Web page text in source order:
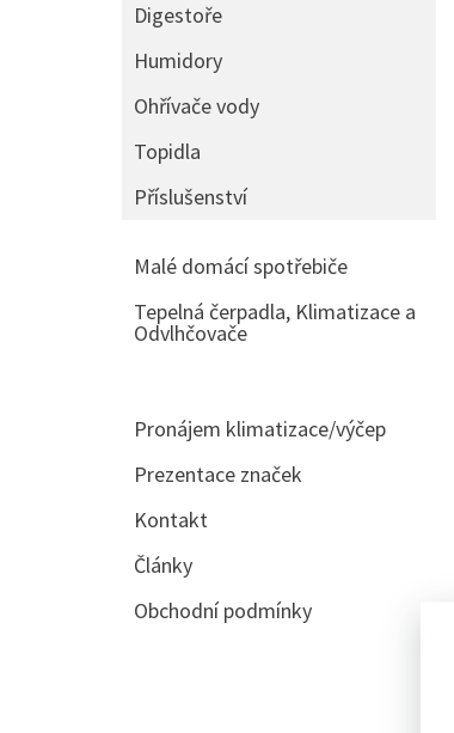
Digestoře
Humidory
Ohřívače vody
Topidla
Příslušenství
Malé domácí spotřebiče
Tepelná čerpadla, Klimatizace a
Odvlhčovače
Pronájem klimatizace/výčep
Prezentace značek
Kontakt
Články
Obchodní podmínky